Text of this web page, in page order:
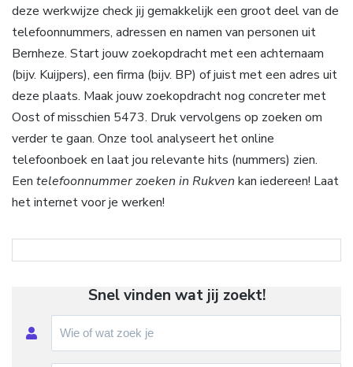
deze werkwijze check jij gemakkelijk een groot deel van de
telefoonnummers, adressen en namen van personen uit
Bernheze. Start jouw zoekopdracht met een achternaam
(bijv. Kuijpers), een firma (bijv. BP) of juist met een adres uit
deze plaats. Maak jouw zoekopdracht nog concreter met
Oost of misschien 5473. Druk vervolgens op zoeken om
verder te gaan. Onze tool analyseert het online
telefoonboek en laat jou relevante hits (nummers) zien.
Een telefoonnummer zoeken in Rukven kan iedereen! Laat
het internet voor je werken!
Snel vinden wat jij zoekt!